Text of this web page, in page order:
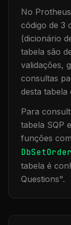
No
código de 3
(dicionário
tabela são
validações,
consultas
desta tabela
Para
tabela SQP
funções
tabela é
Questions".